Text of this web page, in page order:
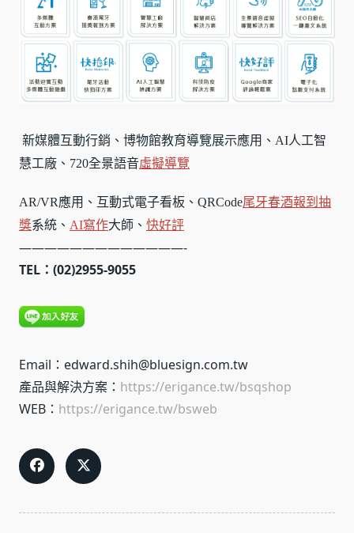
新媒體互動行銷、博物館教育導覽展示應用、AI人工智
慧工廠、720全景語音虛擬導覽
AR/VR應用、互動式電子看板、QRCode尾牙春酒報到 抽
獎系統、 AI寫作大師、 快好評
—————————————-
TEL：(02)2955-9055
Email：edward.shih@bluesign.com.tw
產品與解決方案： https://erigance.tw/bsqshop
WEB： https://erigance.tw/bsweb